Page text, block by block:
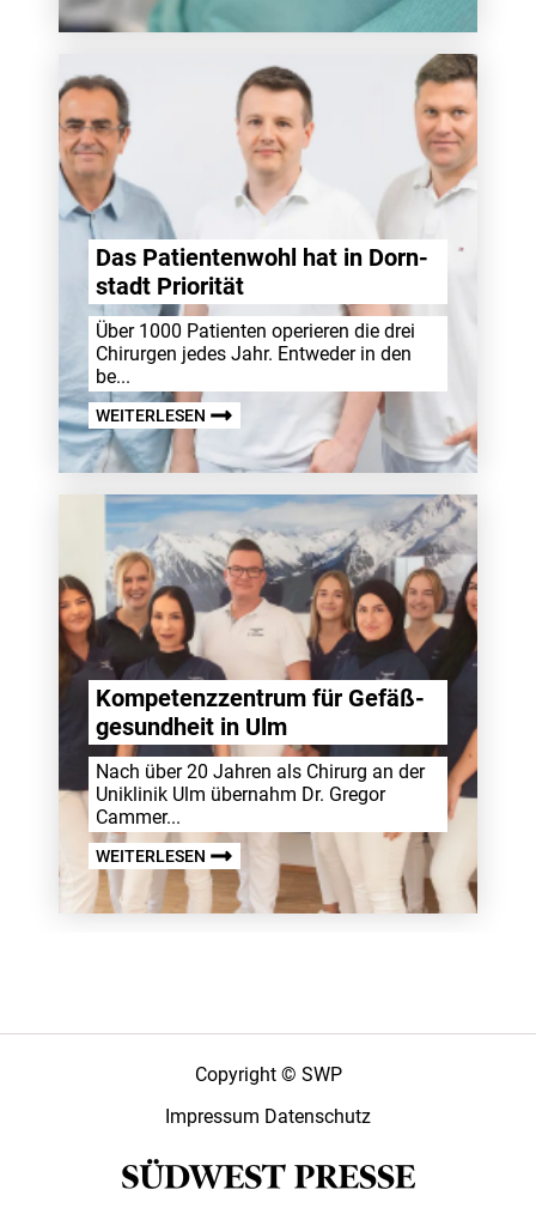
Das Pati­en­ten­wohl hat in Dorn­
stadt Prio­rität
Über 1000 Pati­enten operieren die drei
Chir­urgen jedes Jahr. Entweder in den
be...
WEITERLESEN
Kompe­tenz­zen­trum für Gefä­ß­
ge­sund­heit in Ulm
Nach über 20 Jahren als Chirurg an der
Uniklinik Ulm über­nahm Dr. Gregor
Cammer...
WEITERLESEN
Copyright © SWP
Impressum Datenschutz